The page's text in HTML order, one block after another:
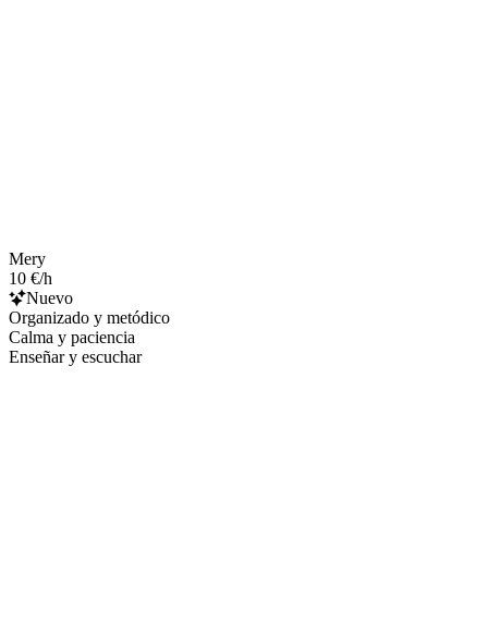
Mery
10 €/h
Nuevo
Organizado y metódico
Calma y paciencia
Enseñar y escuchar